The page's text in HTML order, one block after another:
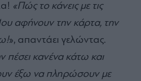
«Πώς το κάνεις με τις
αφήνουν την κάρτα, την
», απαντάει γελώντας.
πέσει κανένα κάτω και
έξω να πληρώσουν με